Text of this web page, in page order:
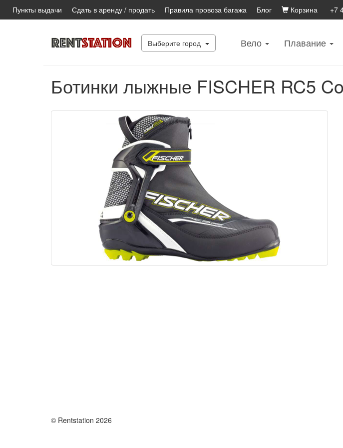
Пункты выдачи Сдать в аренду / продать Правила провоза багажа Блог Корзина +7
Выберите город Вело Плавание
Ботинки лыжные FISCHER RC5
© Rentstation 2026